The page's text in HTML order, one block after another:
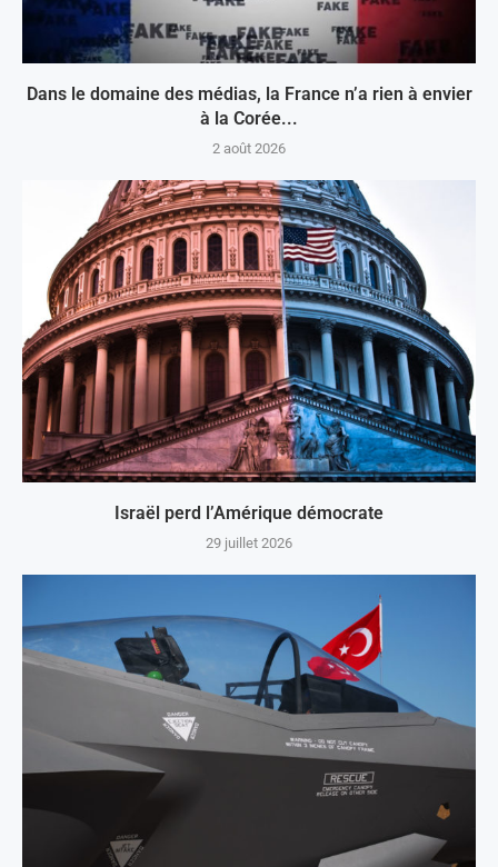
Dans le domaine des médias, la France n’a rien à envier
à la Corée...
2 août 2026
Israël perd l’Amérique démocrate
29 juillet 2026